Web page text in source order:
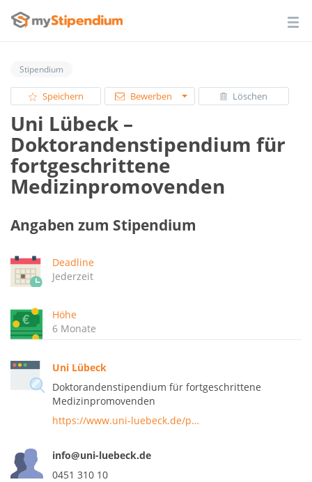
Stipendium
Speichern Bewerben Löschen
Uni Lübeck –
Doktorandenstipendium für
fortgeschrittene
Medizinpromovenden
Angaben zum Stipendium
Deadline
Jederzeit
Höhe
6 Monate
Uni Lübeck
Doktorandenstipendium für fortgeschrittene
Medizinpromovenden
https://www.uni-luebeck.de/p…
info@uni-luebeck.de
0451 310 10